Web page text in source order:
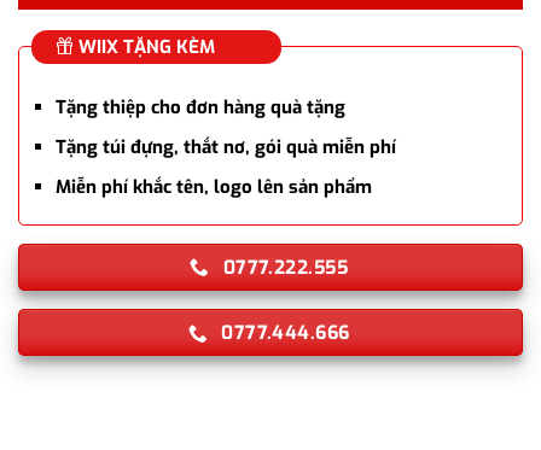
WIIX TẶNG KÈM
Tặng thiệp cho đơn hàng quà tặng
Tặng túi đựng, thắt nơ, gói quà miễn phí
Miễn phí khắc tên, logo lên sản phẩm
0777.222.555
0777.444.666